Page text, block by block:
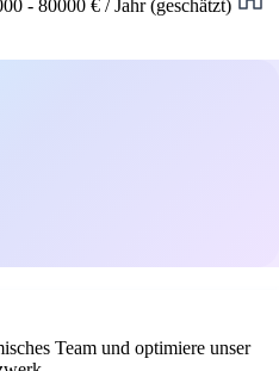
- 80000 € / Jahr (geschätzt)
Team und optimiere unser